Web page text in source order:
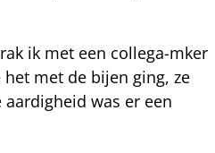
ik met een collega-mker
met de bijen ging, ze
was er een